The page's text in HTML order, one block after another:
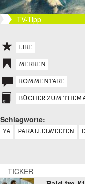
TV-Tipp
LIKE
MERKEN
KOMMENTARE
BÜCHER ZUM
Schlagworte:
YA PARALLELWELTEN
TICKER